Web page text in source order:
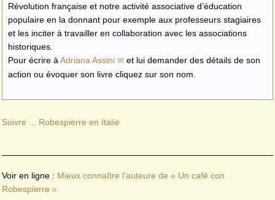
Révolution française et notre activité associative d’éducation
populaire en la donnant pour exemple aux professeurs stagiaires
et les inciter à travailler en collaboration avec les associations
historiques.
Pour écrire à Adriana Assini
et lui demander des détails de son
action ou évoquer son livre cliquez sur son nom.
Suivre ... Robespierre en Italie
Voir en ligne : Mieux connaître l’auteure de « Un café con
Robespierre »